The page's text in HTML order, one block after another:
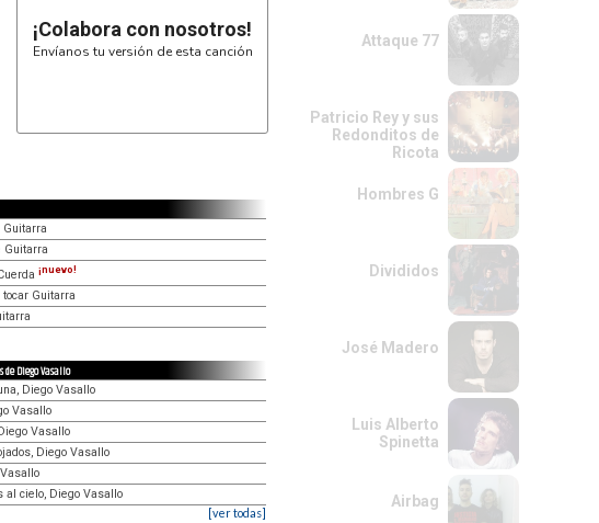
¡Colabora con nosotros!
Envíanos tu versión de esta canción
Guitarra
Guitarra
¡nuevo!
Guitarra
de Diego Vasallo
Diego Vasallo
Vasallo
Vasallo
Diego Vasallo
al cielo, Diego Vasallo
[ver todas]
Attaque 77
Patricio Rey y sus
Redonditos de
Ricota
Hombres G
Divididos
José Madero
Luis Alberto
Spinetta
Airbag